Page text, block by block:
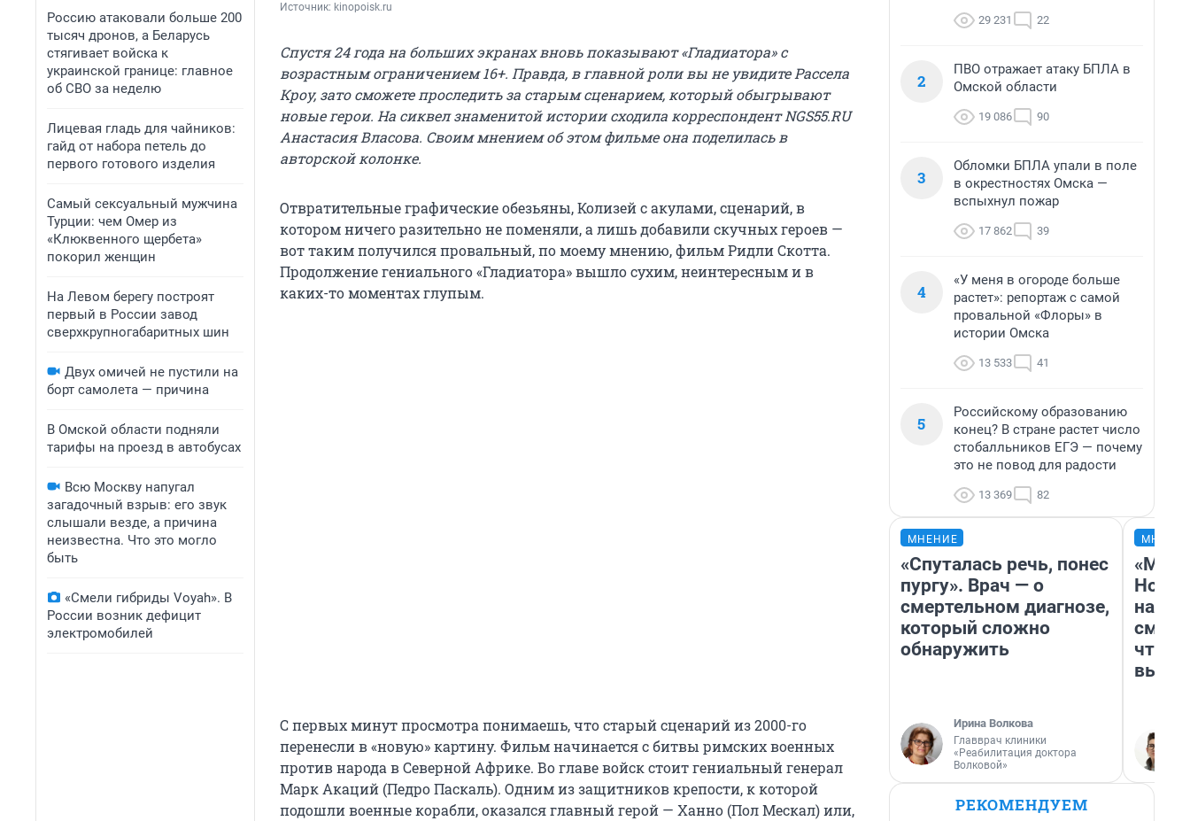
Россию атаковали больше 200
тысяч дронов, а Беларусь
стягивает войска к
украинской границе: главное
об СВО за неделю
Лицевая гладь для чайников:
гайд от набора петель до
первого готового изделия
Самый сексуальный мужчина
Турции: чем Омер из
«Клюквенного щербета»
покорил женщин
На Левом берегу построят
первый в России завод
сверхкрупногабаритных шин
Двух омичей не пустили на
борт самолета — причина
В Омской области подняли
тарифы на проезд в автобусах
Всю Москву напугал
загадочный взрыв: его звук
слышали везде, а причина
неизвестна. Что это могло
быть
«Смели гибриды Voyah». В
России возник дефицит
электромобилей
Источник: kinopoisk.ru
Спустя 24 года на больших экранах вновь показывают «Гладиатора» с
возрастным ограничением 16+. Правда, в главной роли вы не увидите Рассела
Кроу, зато сможете проследить за старым сценарием, который обыгрывают
новые герои. На сиквел знаменитой истории сходила корреспондент NGS55.RU
Анастасия Власова. Своим мнением об этом фильме она поделилась в
авторской колонке.
Отвратительные графические обезьяны, Колизей с акулами, сценарий, в
котором ничего разительно не поменяли, а лишь добавили скучных героев —
вот таким получился провальный, по моему мнению, фильм Ридли Скотта.
Продолжение гениального «Гладиатора» вышло сухим, неинтересным и в
каких-то моментах глупым.
С первых минут просмотра понимаешь, что старый сценарий из 2000-го
перенесли в «новую» картину. Фильм начинается с битвы римских военных
против народа в Северной Африке. Во главе войск стоит гениальный генерал
Марк Акаций (Педро Паскаль). Одним из защитников крепости, к которой
подошли военные корабли, оказался главный герой — Ханно (Пол Мескал) или,
29 231 22
2
ПВО отражает атаку БПЛА в
Омской области
19 086 90
3
Обломки БПЛА упали в поле
в окрестностях Омска —
вспыхнул пожар
17 862 39
4
«У меня в огороде больше
растет»: репортаж с самой
провальной «Флоры» в
истории Омска
13 533 41
5
Российскому образованию
конец? В стране растет число
стобалльников ЕГЭ — почему
это не повод для радости
13 369 82
МНЕНИЕ
«Спуталась речь, понес
пургу». Врач — о
смертельном диагнозе,
который сложно
обнаружить
Ирина Волкова
Главврач клиники
«Реабилитация доктора
Волковой»
«Мы
РЕКОМЕНДУЕМ